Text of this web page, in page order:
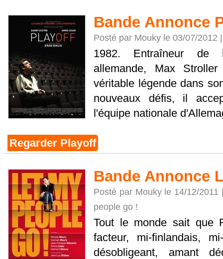
Bande Annonce
Posté par Mouky le 03/07/2012
1982. Entraîneur de
allemande, Max
véritable légende dans
nouveaux défis, il
l'équipe nationale
Regarder Playoff
Bande Annonce
Posté par Mouky le 14/12/
people go !
Tout le monde sait que
facteur, mi-finlandais,
désobligeant, amant